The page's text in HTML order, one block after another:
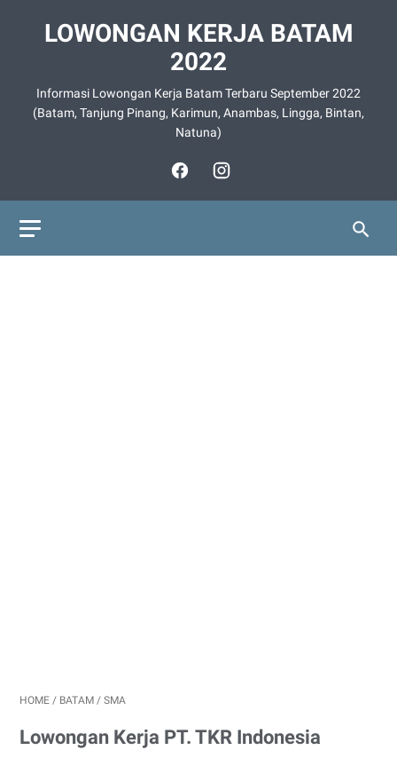
LOWONGAN KERJA BATAM
2022
Informasi Lowongan Kerja Batam Terbaru September 2022
(Batam, Tanjung Pinang, Karimun, Anambas, Lingga, Bintan,
Natuna)
HOME / BATAM / SMA
Lowongan Kerja PT. TKR Indonesia